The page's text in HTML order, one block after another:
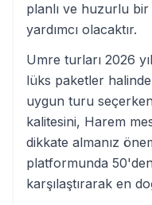
planlı ve huzurlu bir
yardımcı olacaktır.
Umre turları 2026
lüks paketler
uygun turu
kalitesini, Harem
dikkate almanız
platformunda
karşılaştırarak en